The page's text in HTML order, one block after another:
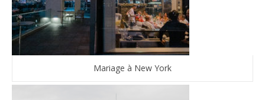
Mariage à New York